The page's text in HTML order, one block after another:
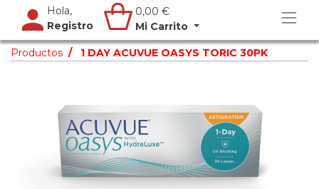
Hola,
Registro
0,00 €
Mi Carrito
Productos 1 DAY ACUVUE OASYS TORIC 30PK